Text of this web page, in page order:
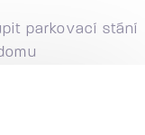
parkovací stání